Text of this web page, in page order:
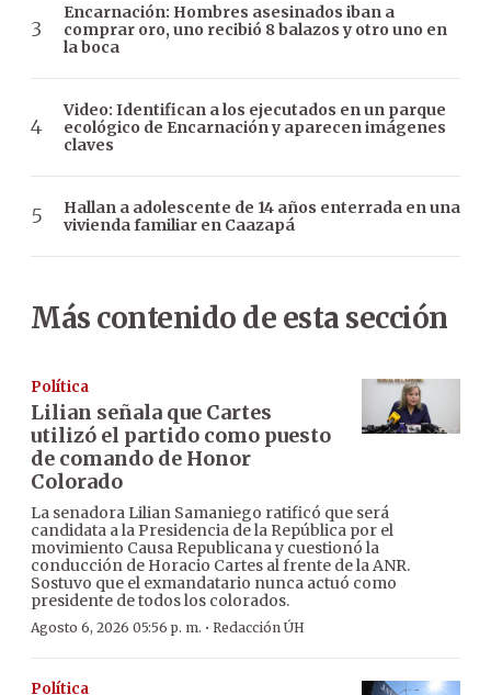
Encarnación: Hombres asesinados iban a
comprar oro, uno recibió 8 balazos y otro uno en
la boca
Video: Identifican a los ejecutados en un parque
ecológico de Encarnación y aparecen imágenes
claves
Hallan a adolescente de 14 años enterrada en una
vivienda familiar en Caazapá
Más contenido de esta sección
Política
Lilian señala que Cartes
utilizó el partido como puesto
de comando de Honor
Colorado
La senadora Lilian Samaniego ratificó que será
candidata a la Presidencia de la República por el
movimiento Causa Republicana y cuestionó la
conducción de Horacio Cartes al frente de la ANR.
Sostuvo que el exmandatario nunca actuó como
presidente de todos los colorados.
Agosto 6, 2026 05:56 p. m. · Redacción ÚH
Política